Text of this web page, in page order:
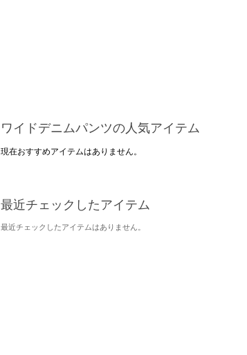
ワイドデニムパンツの人気アイテム
現在おすすめアイテムはありません。
最近チェックしたアイテム
最近チェックしたアイテムはありません。